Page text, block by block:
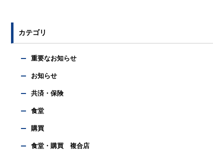
カテゴリ
重要なお知らせ
お知らせ
共済・保険
食堂
購買
食堂・購買 複合店